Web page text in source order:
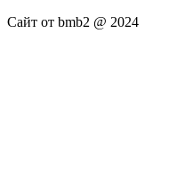
Сайт от bmb2 @ 2024